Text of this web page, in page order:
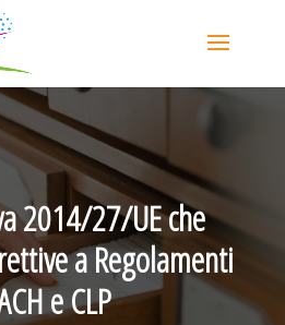
2014/27/UE che
a Regolamenti
e CLP